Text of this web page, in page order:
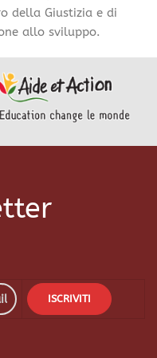
della Giustizia e di
allo sviluppo.